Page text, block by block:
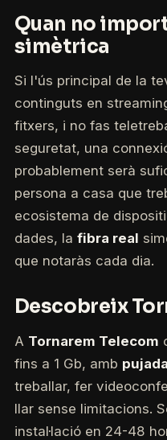
Quan no
simètrica
Si l'ús principal de la
continguts en
fitxers, i no fas
seguretat, una
probablement serà
persona a casa que
ecosistema de
dades, la fibra real
que notaràs cada dia.
Descobreix
A Tornarem Telecom
fins a 1 Gb, amb
treballar, fer
llar sense limitacions.
instal·lació en 24-48